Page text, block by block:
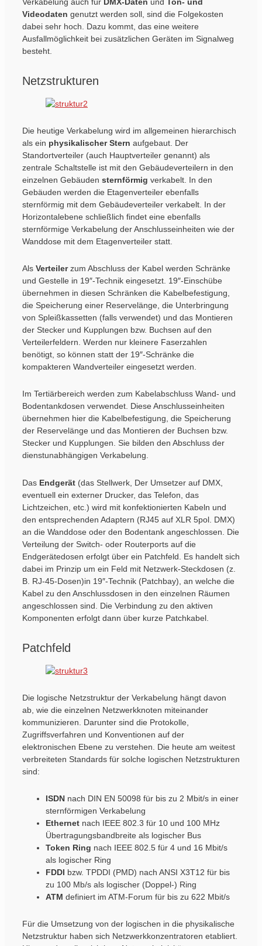
Videodaten genutzt werden soll, sind die Folgekosten
dabei sehr hoch. Dazu kommt, das eine weitere
Ausfallmöglichkeit bei zusätzlichen Geräten im Signalweg
besteht.
Netzstrukturen
Die heutige Verkabelung wird im allgemeinen hierarchisch
als ein physikalischer Stern aufgebaut. Der
Standortverteiler (auch Hauptverteiler genannt) als
zentrale Schaltstelle ist mit den Gebäudeverteilern in den
einzelnen Gebäuden sternförmig verkabelt. In den
Gebäuden werden die Etagenverteiler ebenfalls
sternförmig mit dem Gebäudeverteiler verkabelt. In der
Horizontalebene schließlich findet eine ebenfalls
sternförmige Verkabelung der Anschlusseinheiten wie der
Wanddose mit dem Etagenverteiler statt.
Als Verteilerzum Abschluss der Kabel werden Schränke
und Gestelle in 19″-Technik eingesetzt. 19″-Einschübe
übernehmen in diesen Schränken die Kabelbefestigung,
die Speicherung einer Reservelänge, die Unterbringung
von Spleißkassetten (falls verwendet) und das Montieren
der Stecker und Kupplungen bzw. Buchsen auf den
Verteilerfeldern. Werden nur kleinere Faserzahlen
benötigt, so können statt der 19″-Schränke die
kompakteren Wandverteiler eingesetzt werden.
Im Tertiärbereich werden zum Kabelabschluss Wand- und
Bodentankdosen verwendet. Diese Anschlusseinheiten
übernehmen hier die Kabelbefestigung, die Speicherung
der Reservelänge und das Montieren der Buchsen bzw.
Stecker und Kupplungen. Sie bilden den Abschluss der
dienstunabhängigen Verkabelung.
Das Endgerät (das Stellwerk, Der Umsetzer auf DMX,
eventuell ein externer Drucker, das Telefon, das
Lichtzeichen, etc.) wird mit konfektionierten Kabeln und
den entsprechenden Adaptern (RJ45 auf XLR 5pol. DMX)
an die Wanddose oder den Bodentank angeschlossen. Die
Verteilung der Switch- oder Routerports auf die
Endgerätedosen erfolgt über ein Patchfeld. Es handelt sich
dabei im Prinzip um ein Feld mit Netzwerk-Steckdosen (z.
B. RJ-45-Dosen)in 19″-Technik (Patchbay), an welche die
Kabel zu den Anschlussdosen in den einzelnen Räumen
angeschlossen sind. Die Verbindung zu den aktiven
Komponenten erfolgt dann über kurze Patchkabel.
Patchfeld
Die logische Netzstruktur der Verkabelung hängt davon
ab, wie die einzelnen Netzwerkknoten miteinander
kommunizieren. Darunter sind die Protokolle,
Zugriffsverfahren und Konventionen auf der
elektronischen Ebene zu verstehen. Die heute am weitest
verbreiteten Standards für solche logischen Netzstrukturen
sind:
ISDN nach DIN EN 50098 für bis zu 2 Mbit/s in einer
sternförmigen Verkabelung
Ethernet nach IEEE 802.3 für 10 und 100 MHz
Übertragungsbandbreite als logischer Bus
Token Ring nach IEEE 802.5 für 4 und 16 Mbit/s
als logischer Ring
FDDI bzw. TPDDI (PMD) nach ANSI X3T12 für bis
zu 100 Mb/s als logischer (Doppel-) Ring
ATM definiert im ATM-Forum für bis zu 622 Mbit/s
Für die Umsetzung von der logischen in die physikalische
Netzstruktur haben sich Netzwerkkonzentratoren etabliert.